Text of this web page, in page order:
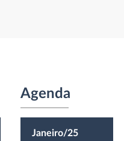
Agenda
Janeiro/25